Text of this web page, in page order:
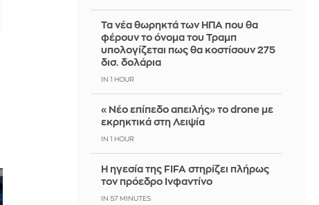
Τα νέα θωρηκτά των ΗΠΑ που θα
φέρουν το όνομα του Τραμπ
υπολογίζεται πως θα κοστίσουν 275
δισ. δολάρια
IN 1 HOUR
«Νέο επίπεδο απειλής» το drone με
εκρηκτικά στη Λειψία
IN 1 HOUR
Η ηγεσία της FIFA στηρίζει πλήρως
τον πρόεδρο Ινφαντίνο
IN 57 MINUTES